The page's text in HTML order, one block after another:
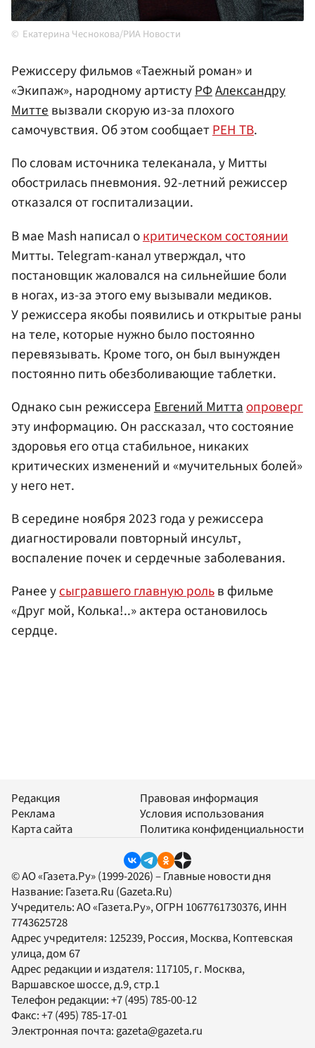
Екатерина Чеснокова/РИА Новости
Режиссеру фильмов «Таежный роман» и
«Экипаж», народному артистуРФАлександру
Миттевызвали скорую из-за плохого
самочувствия. Об этом сообщаетРЕН ТВ.
По словам источника телеканала, у Митты
обострилась пневмония. 92-летний режиссер
отказался от госпитализации.
В мае Mash написал окритическом состоянии
Митты. Telegram-канал утверждал, что
постановщик жаловался на сильнейшие боли
в ногах, из-за этого ему вызывали медиков.
У режиссера якобы появились и открытые раны
на теле, которые нужно было постоянно
перевязывать. Кроме того, он был вынужден
постоянно пить обезболивающие таблетки.
Однако сын режиссераЕвгений Миттаопроверг
эту информацию. Он рассказал, что состояние
здоровья его отца стабильное, никаких
критических изменений и «мучительных болей»
у него нет.
В середине ноября 2023 года у режиссера
диагностировали повторный инсульт,
воспаление почек и сердечные заболевания.
Ранее усыгравшего главную рольв фильме
«Друг мой, Колька!..» актера остановилось
сердце.
Редакция
Реклама
Карта сайта
Правовая информация
Условия использования
Политика конфиденциальности
© АО «Газета.Ру» (1999-2026) – Главные новости дня
Название: Газета.Ru (Gazeta.Ru)
Учредитель:АО «Газета.Ру», ОГРН 1067761730376, ИНН
7743625728
Адрес учредителя: 125239, Россия, Москва, Коптевская
улица, дом 67
Адрес редакции и издателя: 117105, г. Москва,
Варшавское шоссе, д.9, стр.1
Телефон редакции:+7 (495) 785-00-12
Факс:+7 (495) 785-17-01
Электронная почта: gazeta@gazeta.ru